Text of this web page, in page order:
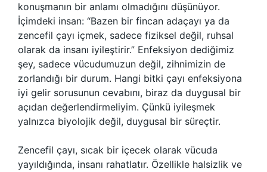
konuşmanın bir anlamı olmadığını düşünüyor.
İçimdeki insan: “Bazen bir fincan adaçayı ya da
zencefil çayı içmek, sadece fiziksel değil, ruhsal
olarak da insanı iyileştirir.” Enfeksiyon dediğimiz
şey, sadece vücudumuzun değil, zihnimizin de
zorlandığı bir durum. Hangi bitki çayı enfeksiyona
iyi gelir sorusunun cevabını, biraz da duygusal bir
açıdan değerlendirmeliyim. Çünkü iyileşmek
yalnızca biyolojik değil, duygusal bir süreçtir.
Zencefil çayı, sıcak bir içecek olarak vücuda
yayıldığında, insanı rahatlatır. Özellikle halsizlik ve